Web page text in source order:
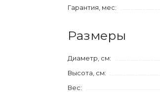
Гарантия, мес:
Размеры
Диаметр, см:
Высота, см:
Вес: